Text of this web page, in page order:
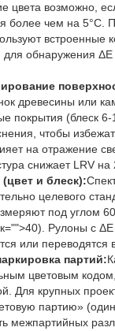
цвета возможно,
более чем на 5°C.
встроенные
обнаружения ΔE
древесины или
покрытия (блеск
чтобы
на отражение
снижает LRV на
и блеск):
целевого
под углом
Рулоны с
или переводятся
партий:
цветовым
Для крупных
партию»
межпартийных